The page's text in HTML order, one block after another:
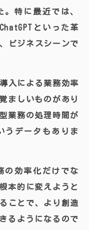
特に最近では、
といった革
ビジネスシーンで
入による業務効率
ましいものがあり
業務の処理時間が
うデータもありま
の効率化だけでな
本的に変えようと
ことで、より創造
るようになるので